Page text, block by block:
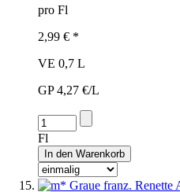
pro Fl
2,99 € *
VE 0,7 L
GP 4,27 €/L
Fl